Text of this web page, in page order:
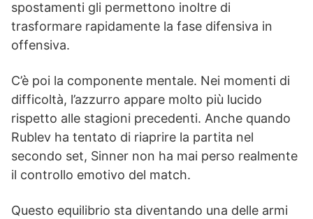
spostamenti gli permettono inoltre di
trasformare rapidamente la fase difensiva in
offensiva.
C’è poi la componente mentale. Nei momenti di
difficoltà, l’azzurro appare molto più lucido
rispetto alle stagioni precedenti. Anche quando
Rublev ha tentato di riaprire la partita nel
secondo set, Sinner non ha mai perso realmente
il controllo emotivo del match.
Questo equilibrio sta diventando una delle armi